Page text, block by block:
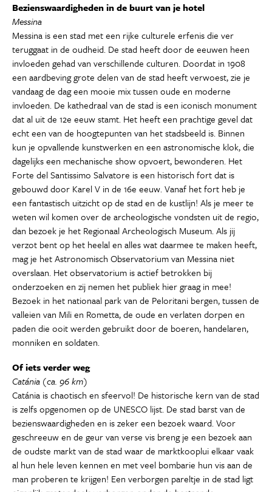
Bezienswaardigheden in de buurt van je hotel
Messina
Messina is een stad met een rijke culturele erfenis die ver
teruggaat in de oudheid. De stad heeft door de eeuwen heen
invloeden gehad van verschillende culturen. Doordat in 1908
een aardbeving grote delen van de stad heeft verwoest, zie je
vandaag de dag een mooie mix tussen oude en moderne
invloeden. De kathedraal van de stad is een iconisch monument
dat al uit de 12e eeuw stamt. Het heeft een prachtige gevel dat
echt een van de hoogtepunten van het stadsbeeld is. Binnen
kun je opvallende kunstwerken en een astronomische klok, die
dagelijks een mechanische show opvoert, bewonderen. Het
Forte del Santissimo Salvatore is een historisch fort dat is
gebouwd door Karel V in de 16e eeuw. Vanaf het fort heb je
een fantastisch uitzicht op de stad en de kustlijn! Als je meer te
weten wil komen over de archeologische vondsten uit de regio,
dan bezoek je het Regionaal Archeologisch Museum. Als jij
verzot bent op het heelal en alles wat daarmee te maken heeft,
mag je het Astronomisch Observatorium van Messina niet
overslaan. Het observatorium is actief betrokken bij
onderzoeken en zij nemen het publiek hier graag in mee!
Bezoek in het nationaal park van de Peloritani bergen, tussen de
valleien van Mili en Rometta, de oude en verlaten dorpen en
paden die ooit werden gebruikt door de boeren, handelaren,
monniken en soldaten.
Of iets verder weg
Catánia (ca. 96 km)
Catánia is chaotisch en sfeervol! De historische kern van de stad
is zelfs opgenomen op de UNESCO lijst. De stad barst van de
bezienswaardigheden en is zeker een bezoek waard. Voor
geschreeuw en de geur van verse vis breng je een bezoek aan
de oudste markt van de stad waar de marktkooplui elkaar vaak
al hun hele leven kennen en met veel bombarie hun vis aan de
man proberen te krijgen! Een verborgen pareltje in de stad ligt